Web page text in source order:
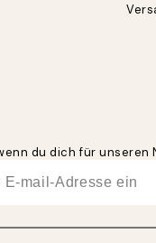
du dich für